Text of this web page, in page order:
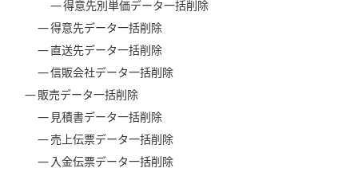
得意先別単価データ一括削除
得意先データ一括削除
直送先データ一括削除
信販会社データ一括削除
販売データ一括削除
見積書データ一括削除
売上伝票データ一括削除
入金伝票データ一括削除